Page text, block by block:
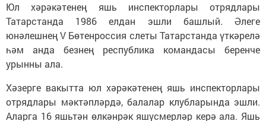
Юл хәрәкәтенең яшь инспекторлары отрядлары
Татарстанда 1986 елдан эшли башлый. Әлеге
юнәлешнең V Бөтенроссия слеты Татарстанда үткәрелә
һәм анда безнең республика командасы беренче
урынны ала.
Хәзерге вакытта юл хәрәкәтенең яшь инспекторлары
отрядлары мәктәпләрдә, балалар клубларында эшли.
Аларга 16 яшьтән өлкәнрәк яшүсмерләр керә ала. Яшь